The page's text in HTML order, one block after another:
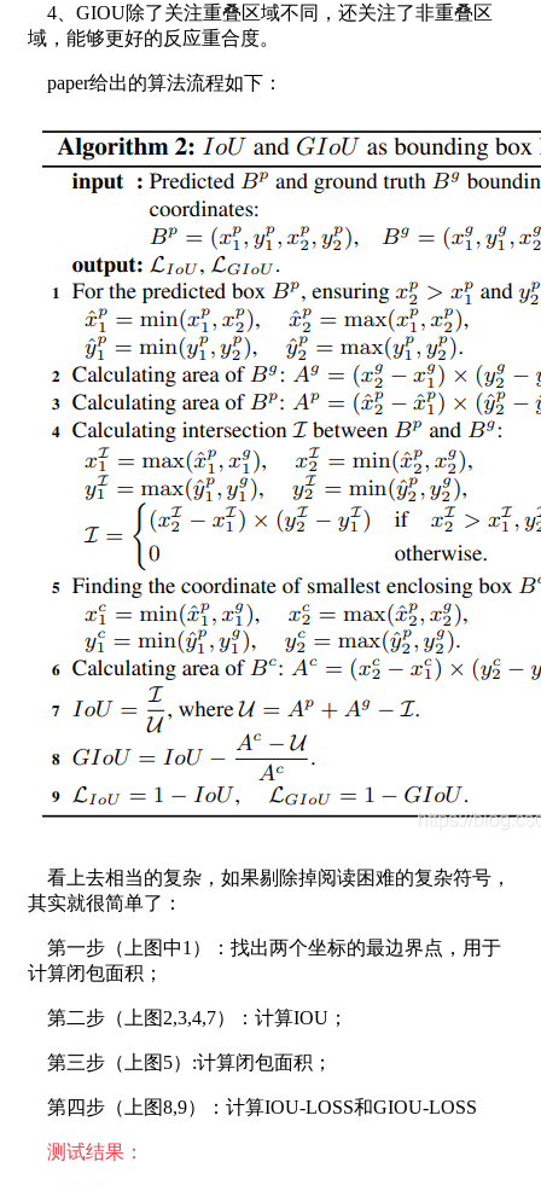
4、GIOU除了关注重叠区域不同，还关注了非重叠区
域，能够更好的反应重合度。
paper给出的算法流程如下：
看上去相当的复杂，如果剔除掉阅读困难的复杂符号，
其实就很简单了：
第一步（上图中1）：找出两个坐标的最边界点，用于
计算闭包面积；
第二步（上图2,3,4,7）：计算IOU；
第三步（上图5）:计算闭包面积；
第四步（上图8,9）：计算IOU-LOSS和GIOU-LOSS
测试结果：